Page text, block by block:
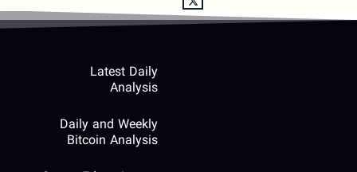
Latest Daily
Analysis
Daily and Weekly
Bitcoin Analysis